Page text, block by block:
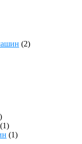
(2)
(1)
(1)